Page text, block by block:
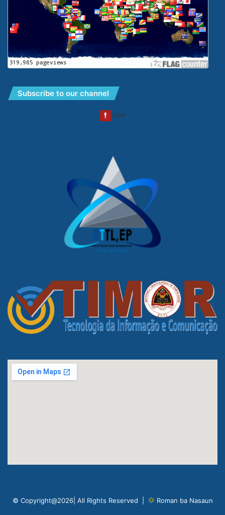
Subscribe to our channel
© Copyright@2026| All Rights Reserved | Roman ba Nasaun